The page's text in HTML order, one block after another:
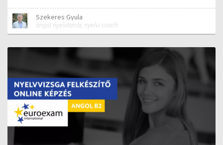
Szekeres Gyula
angol nyelvtanár, nyelvi coach